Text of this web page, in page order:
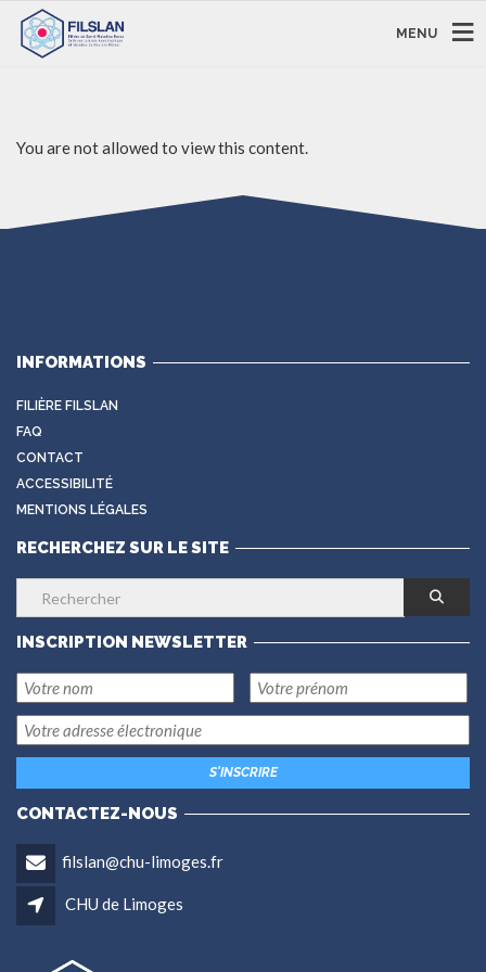
MENU
You are not allowed to view this content.
INFORMATIONS
FILIÈRE FILSLAN
FAQ
CONTACT
ACCESSIBILITÉ
MENTIONS LÉGALES
RECHERCHEZ SUR LE SITE
INSCRIPTION NEWSLETTER
CONTACTEZ-NOUS
filslan@chu-limoges.fr
CHU de Limoges